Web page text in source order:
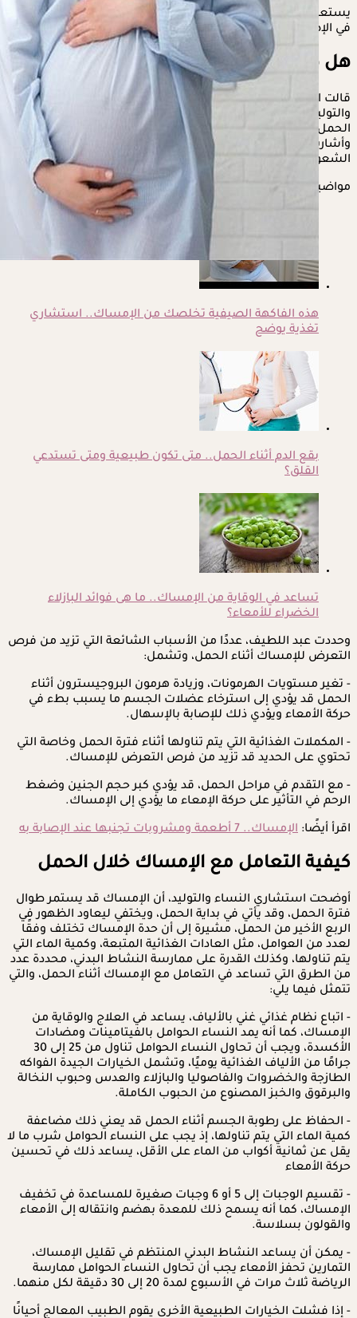
يستعرض "الكونسلتو" في السطور التالية، حقيقة تسبب الإمساك
في الإصابة بالإجهاض أثناء الحمل.
هل هناك علاقة بين الإمساك والإجهاض؟
قالت الدكتورة إيمان عبد اللطيف، استشاري أمراض النساء
والتوليد، إن الإمساك من الأعراض الشائع حدوثها خلال مراحل
الحمل المختلفة، ولا يؤدي للإصابة بالإجهاض كما يعتقد البعض،
وأشارت إلى أنه يتسبب في الكثير من الأعراض المزعجة مثل
الشعور بعدم الراحة والانتفاخ وزيادة الضغط على الرحم.
مواضيع ذات صلة
هذه الفاكهة الصيفية تخلصك من الإمساك.. استشاري
تغذية يوضح
بقع الدم أثناء الحمل.. متى تكون طبيعية ومتى تستدعي
القلق؟
تساعد في الوقاية من الإمساك.. ما هى فوائد البازلاء
الخضراء للأمعاء؟
وحددت عبد اللطيف، عددًا من الأسباب الشائعة التي تزيد من فرص
التعرض للإمساك أثناء الحمل، وتشمل:
- تغير مستويات الهرمونات، وزيادة هرمون البروجيسترون أثناء
الحمل قد يؤدي إلى استرخاء عضلات الجسم ما يسبب بطء في
حركة الأمعاء ويؤدي ذلك للإصابة بالإسهال.
- المكملات الغذائية التي يتم تناولها أثناء فترة الحمل وخاصة التي
تحتوي على الحديد قد تزيد من فرص التعرض للإمساك.
- مع التقدم في مراحل الحمل، قد يؤدي كبر حجم الجنين وضغط
الرحم في التأثير على حركة الإمعاء ما يؤدي إلى الإمساك.
اقرأ أيضًا: الإمساك.. 7 أطعمة ومشروبات تجنبها عند الإصابة به
كيفية التعامل مع الإمساك خلال الحمل
أوضحت استشاري النساء والتوليد، أن الإمساك قد يستمر طوال
فترة الحمل، وقد يأتي في بداية الحمل، ويختفي ليعاود الظهور في
الربع الأخير من الحمل، مشيرة إلى أن حدة الإمساك تختلف وفقًا
لعدد من العوامل، مثل العادات الغذائية المتبعة، وكمية الماء التي
يتم تناولها، وكذلك القدرة على ممارسة النشاط البدني، محددة عدد
من الطرق التي تساعد في التعامل مع الإمساك أثناء الحمل، والتي
تتمثل فيما يلي:
- اتباع نظام غذائي غني بالألياف، يساعد في العلاج والوقاية من
الإمساك، كما أنه يمد النساء الحوامل بالفيتامينات ومضادات
الأكسدة، ويجب أن تحاول النساء الحوامل تناول من 25 إلى 30
جرامًا من الألياف الغذائية يوميًا، وتشمل الخيارات الجيدة الفواكه
الطازجة والخضروات والفاصوليا والبازلاء والعدس وحبوب النخالة
والبرقوق والخبز المصنوع من الحبوب الكاملة.
- الحفاظ على رطوبة الجسم أثناء الحمل قد يعني ذلك مضاعفة
كمية الماء التي يتم تناولها، إذ يجب على النساء الحوامل شرب ما لا
يقل عن ثمانية أكواب من الماء على الأقل، يساعد ذلك في تحسين
حركة الأمعاء
- تقسيم الوجبات إلى 5 أو 6 وجبات صغيرة للمساعدة في تخفيف
الإمساك، كما أنه يسمح ذلك للمعدة بهضم وانتقاله إلى الأمعاء
والقولون بسلاسة.
- يمكن أن يساعد النشاط البدني المنتظم في تقليل الإمساك،
التمارين تحفز الأمعاء يجب أن تحاول النساء الحوامل ممارسة
الرياضة ثلاث مرات في الأسبوع لمدة 20 إلى 30 دقيقة لكل منهما.
- إذا فشلت الخيارات الطبيعية الأخرى يقوم الطبيب المعالج أحيانًا